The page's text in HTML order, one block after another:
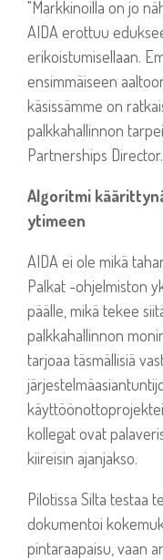
"Markkinoilla on jo
AIDA erottuu
erikoistumisellaan.
ensimmäiseen
käsissämme on
palkkahallinnon
Partnerships Director.
Algoritmi
ytimeen
AIDA ei ole mikä
Palkat -ohjelmiston
päälle, mikä tekee
palkkahallinnon
tarjoaa täsmällisiä
kollegat ovat
kiireisin ajanjakso.
Pilotissa Silta testaa
dokumentoi
pintaraapaisu, vaan